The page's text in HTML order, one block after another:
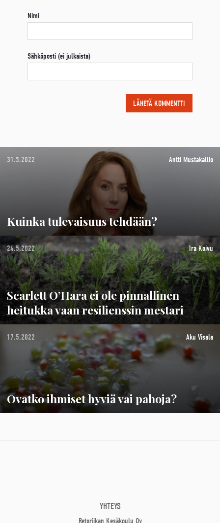
Nimi
Sähköposti (ei julkaista)
31.5.2022 Antti Mustakallio
Kuinka tulevaisuus tehdään?
24.5.2022 Ira Koivu
Scarlett O’Hara ei ole pinnallinen
heitukka vaan resilienssin mestari
17.5.2022 Aku Visala
Ovatko ihmiset hyviä vai pahoja?
YHTEYS
Retoriikan Kesäkoulu Oy